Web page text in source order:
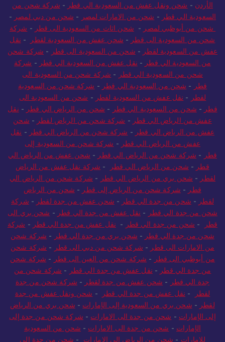
الأردن - شحن ونقل عفش من السعودية الي قطر - شركة شحن من
السعودية الي قطر - شحن من الامارات لمصر - شحن من دبي لمصر -
شحن من أبوظبي لمصر - شحن اثاث من السعودية الى قطر - شركة
شحن من السعودية الى قطر - شحن عفش من السعودية لقطر - نقل
عفش من السعودية لقطر - شحن من السعودية الى قطر - شركة شحن
من السعودية الي قطر - نقل عفش من السعودية الي قطر - شركة
شحن من السعودية الي قطر - شركة شحن من السعودية الى
قطر - شحن من السعودية الي قطر - شركة شحن من السعودية
لقطر - نقل عفش من السعودية لقطر - شحن من السعودية الى
قطر - شحن من السعودية الي قطر - شحن من الرياض الي قطر - نقل
عفش من الرياض الي قطر - شركة شحن من الرياض لقطر - شحن
عفش من الرياض الي قطر - شركة شحن من الرياض الي قطر - نقل
عفش من الرياض الي قطر - شركة شحن من السعودية إلى
قطر - شركة شحن من الرياض الي قطر - شحن عفش من الرياض الي
قطر - شحن من الرياض الي قطر - شركة نقل عفش من الرياض
لقطر - شحن بري من الرياض الي قطر - شركة شحن من الرياض الي
قطر - شركة شحن من الرياض إلى قطر - شحن من الرياض
لقطر - شحن من جدة الي قطر - شحن عفش من جدة لقطر - شركة
شحن من جدة الي قطر - نقل عفش من جدة الي قطر - شحن بري الى
قطر
- شحن من جدة الي قطر - نقل عفش من جدة الي قطر - شركة
شحن من جدة الي قطر - شحن بري من جدة الي قطر - شركة شحن
من الامارات الى قطر - شركة شحن من دبي الى قطر - شركة شحن
من أبوظبي الى قطر - شركة شحن من العين الى قطر - شركة شحن
من جدة الي قطر - نقل عفش من جدة الي قطر - شركة شحن من
جدة الي قطر - شحن عفش من جدة لقطر - شركة شحن من جدة
لقطر
- نقل عفش من جدة الي قطر - شحن ونقل عفش من جدة
لقطر - شحن بري من السعودية إلى الإمارات - شحن بري من الرياض
إلى الإمارات - شحن من جدة الى الامارات - شركة شحن من جدة إلى
الإمارات - شحن من جدة الى الامارات - شحن من السعودية
للامارات - شحن من الرياض الى الامارات - شحن من جدة الى